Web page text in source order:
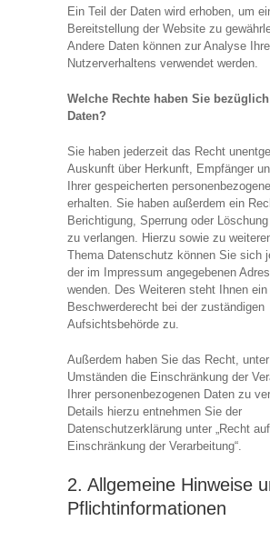
Ein Teil der Daten wird erhoben, um
Bereitstellung der Website zu
Andere Daten können zur Analyse
Nutzerverhaltens verwendet werden.
Welche Rechte haben Sie
Daten?
Sie haben jederzeit das Recht
Auskunft über Herkunft, Empfänger
Ihrer gespeicherten
erhalten. Sie haben außerdem ein
Berichtigung, Sperrung oder
zu verlangen. Hierzu sowie zu
Thema Datenschutz können Sie sich
der im Impressum angegebenen
wenden. Des Weiteren steht Ihnen ein
Beschwerderecht bei der zuständigen
Aufsichtsbehörde zu.
Außerdem haben Sie das Recht,
Umständen die Einschränkung der
Ihrer personenbezogenen Daten zu
Details hierzu entnehmen Sie der
Datenschutzerklärung unter „Recht auf
Einschränkung der Verarbeitung“.
2. Allgemeine Hinweise
Pflichtinformationen